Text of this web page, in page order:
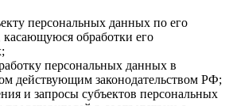
персональных данных по его
обработки его
персональных данных в
действующим законодательством РФ;
и запросы субъектов персональных